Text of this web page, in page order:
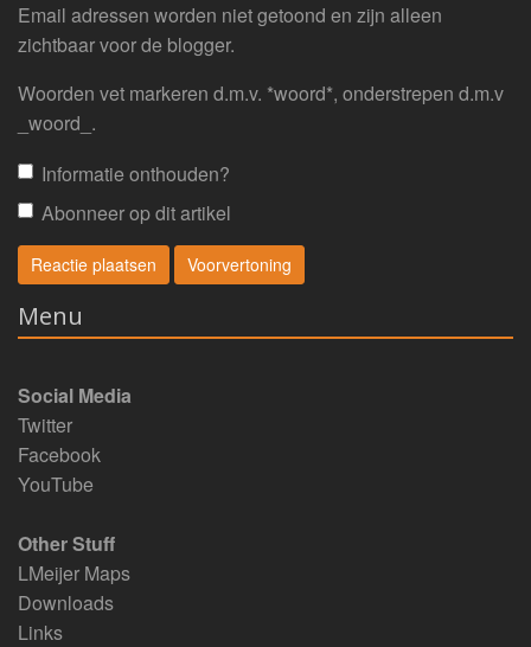
Email adressen worden niet getoond en zijn alleen
zichtbaar voor de blogger.
Woorden vet markeren d.m.v. *woord*, onderstrepen d.m.v
_woord_.
Informatie onthouden?
Abonneer op dit artikel
Menu
Social Media
Twitter
Facebook
YouTube
Other Stuff
LMeijer Maps
Downloads
Links